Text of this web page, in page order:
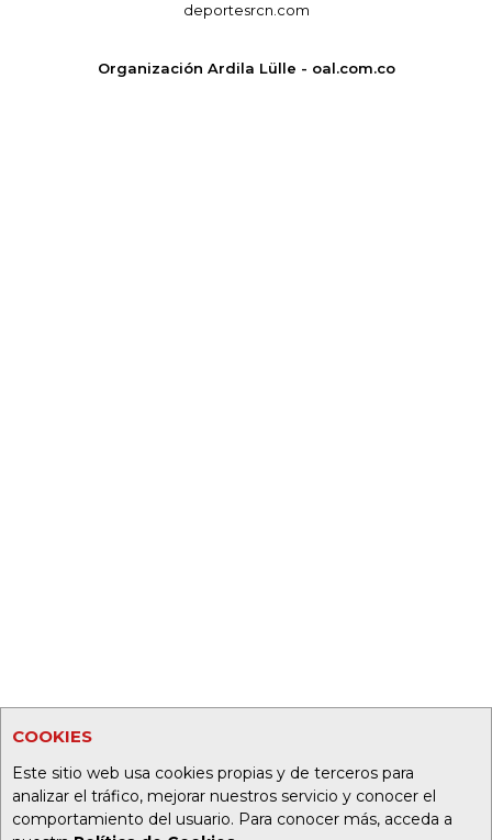
COOKIES
Este sitio web usa cookies propias y de terceros para
analizar el tráfico, mejorar nuestros servicio y conocer el
comportamiento del usuario. Para conocer más, acceda a
deportesrcn.com
Organización Ardila Lülle - oal.com.co